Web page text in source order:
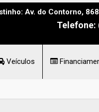
Av. do Contorno,
Telefone:
Veículos